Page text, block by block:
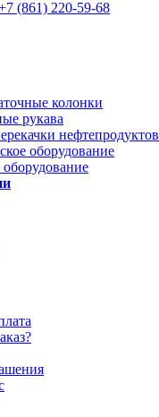
(861) 220-59-68
колонки
рукава
нефтепродуктов
оборудование
оборудование